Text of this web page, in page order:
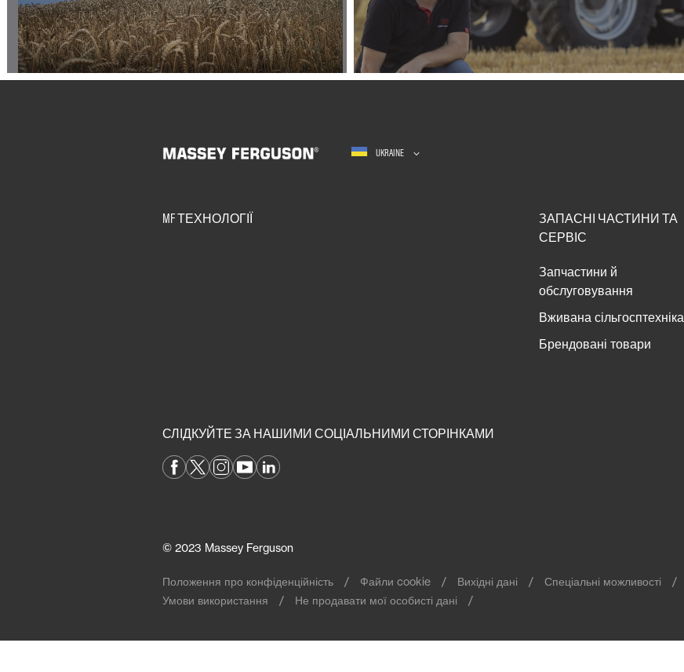
UKRAINE
MF ТЕХНОЛОГІЇ
ЗАПАСНІ ЧАСТИНИ ТА
СЕРВІС​
Запчастини й
обслуговування
Вживана сільгосптехніка
Брендовані товари
СЛІДКУЙТЕ ЗА НАШИМИ СОЦІАЛЬНИМИ СТОРІНКАМИ
© 2023 Massey Ferguson
Положення про конфіденційність Файли cookie Вихідні дані
Спеціальні можливості
Умови використання
Не продавати мої особисті дані